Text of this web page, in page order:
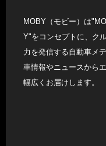
MOBY（モビー）は
Y"をコンセプトに、ク
力を発信する自動車メ
車情報やニュースから
幅広くお届けします。